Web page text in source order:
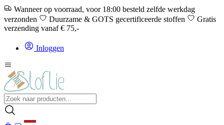
Wanneer op voorraad, voor 18:00 besteld zelfde werkdag
verzonden
Duurzame & GOTS gecertificeerde stoffen
Gratis
verzending vanaf € 75,-
Inloggen